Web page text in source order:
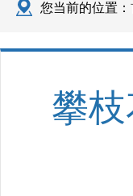
您当前的位置：
攀